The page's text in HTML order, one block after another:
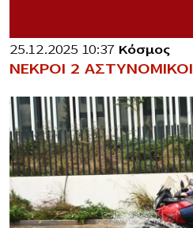
25.12.2025 10:37 Κόσμος
ΝΕΚΡΟΙ 2 ΑΣΤΥΝΟΜΙΚΟΙ